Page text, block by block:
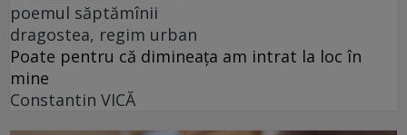
poemul săptămînii
dragostea, regim urban
Poate pentru că dimineața am intrat la loc în
mine
Constantin VICĂ